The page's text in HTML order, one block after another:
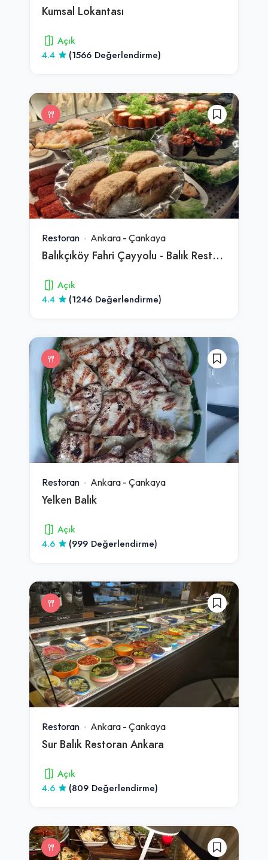
Kumsal Lokantası
Açık
4.4
(1566 Değerlendirme)
Restoran Ankara - Çankaya
Balıkçıköy Fahri Çayyolu - Balık Restorantı - Ankara En İyi Balıkçı - Ankara En İyi Meze
Açık
4.4
(1246 Değerlendirme)
Restoran Ankara - Çankaya
Yelken Balık
Açık
4.6
(999 Değerlendirme)
Restoran Ankara - Çankaya
Sur Balık Restoran Ankara
Açık
4.6
(809 Değerlendirme)